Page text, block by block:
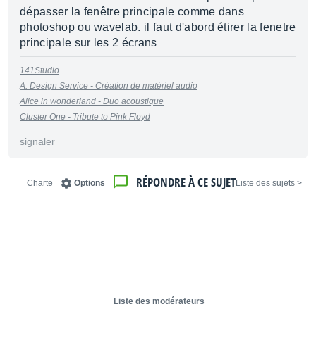
dépasser la fenêtre principale comme dans
photoshop ou wavelab. il faut d'abord étirer la fenetre
principale sur les 2 écrans
141Studio
A. Design Service - Création de matériel audio
Alice in wonderland - Duo acoustique
Cluster One - Tribute to Pink Floyd
signaler
< Liste des sujets
RÉPONDRE À CE SUJET
Options
Charte
Liste des modérateurs